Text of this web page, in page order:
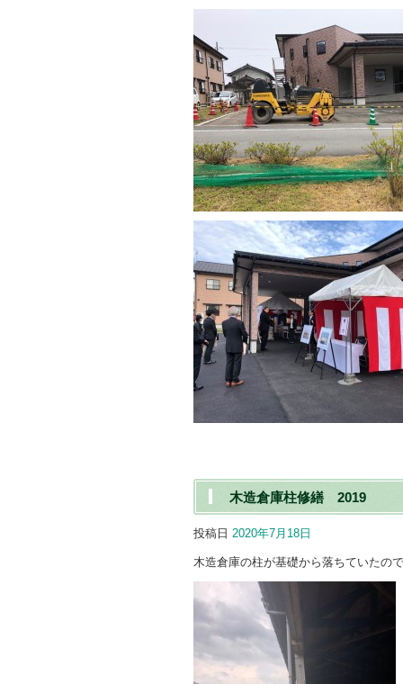
木造倉庫柱修繕 2019
投稿日 2020年7月18日
木造倉庫の柱が基礎から落ちていたの